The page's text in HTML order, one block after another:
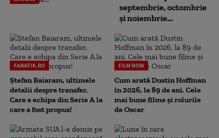
septembrie, octombrie
și noiembrie...
FANATIK.RO
Ștefan Baiaram, ultimele
detalii despre transfer.
Care e echipa din Serie A la
care a fost propus!
FILM NOW
Cum arată Dustin Hoffman
în 2026, la 89 de ani. Cele
mai bune filme și rolurile
de Oscar